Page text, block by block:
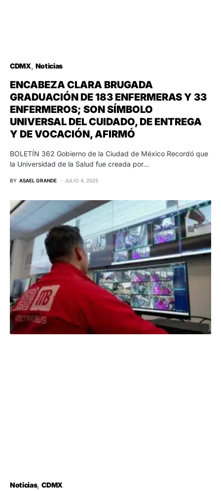
CDMX Noticias
ENCABEZA CLARA BRUGADA
GRADUACIÓN DE 183 ENFERMERAS Y 33
ENFERMEROS; SON SÍMBOLO
UNIVERSAL DEL CUIDADO, DE ENTREGA
Y DE VOCACIÓN, AFIRMÓ
BOLETÍN 362 Gobierno de la Ciudad de México Recordó que
la Universidad de la Salud fue creada por…
BY ASAEL GRANDE JULIO 4, 2025
Noticias CDMX